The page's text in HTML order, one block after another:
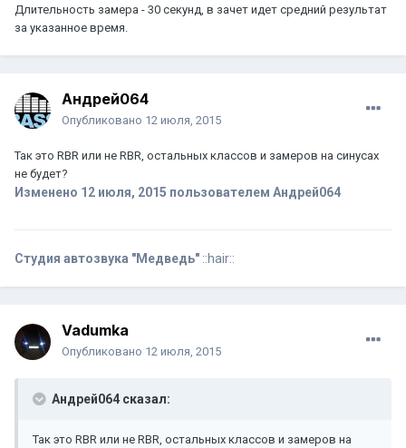
Длительность замера - 30 секунд, в зачет идет средний результат
за указанное время.
Андрей064
Опубликовано 12 июля, 2015
Так это RBR или не RBR, остальных классов и замеров на синусах
не будет?
Изменено 12 июля, 2015 пользователем Андрей064
Студия автозвука "Медведь" ::hair::
Vadumka
Опубликовано 12 июля, 2015
Андрей064 сказал:
Так это RBR или не RBR, остальных классов и замеров на